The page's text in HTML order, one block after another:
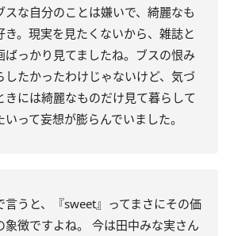
スな自分のことは嫌いで、綺麗なも
き。現実を見たくないから、雑誌と
ばっかり見てましたね。ブスの恨み
したかったわけじゃないけど、気づ
きには綺麗なものだけ見て暮らして
いって妄想が膨らんでいました。
言うと、『sweet』ってまさにその価
象徴ですよね。 今は田中みな実さん